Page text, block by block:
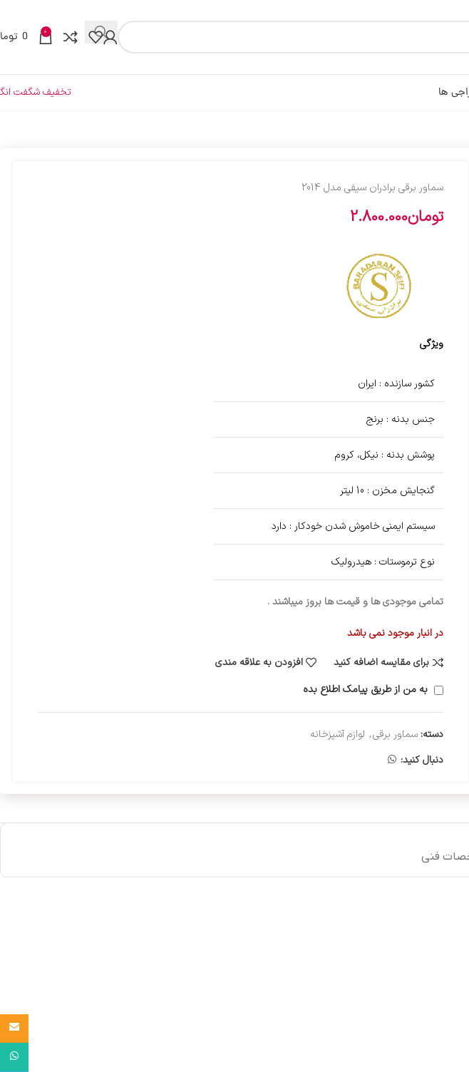
0
0
ها
تخفیف شگفت
سماور برقی برادران سیفی مدل 2014
تومان2.800.000
ویژگی
کشور سازنده : ایران
جنس بدنه : برنج
پوشش بدنه : نیکل، کروم
گنجایش مخزن : 10 لیتر
سیستم ایمنی خاموش شدن خودکار : دارد
نوع ترموستات : هیدرولیک
تمامی موجودی ها و قیمت ها بروز میباشند .
در انبار موجود نمی باشد
برای مقایسه اضافه کنید
افزودن به علاقه مندی
به من از طریق پیامک اطلاع بده
دسته: سماور برقی, لوازم آشپزخانه
دنبال کنید:
فنی
Email
واتساپ